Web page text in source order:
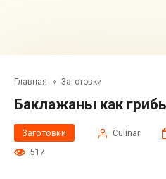
Главная » Заготовки
Баклажаны как
Заготовки Сulinar
517